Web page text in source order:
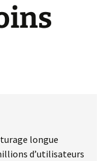
longue
d’utilisateurs